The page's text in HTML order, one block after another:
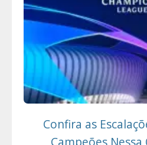
Confira as